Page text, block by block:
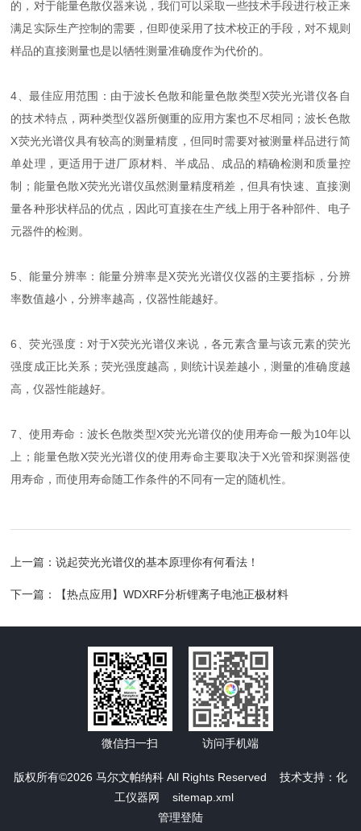
的，对于能量色散仪器来说，我们可以采取一些技术手段进行校正来
满足实际生产控制的需要，但即使采用了技术校正的手段，对不规则
样品的直接测量也是以牺牲测量准确度作为代价的。
4、最佳应用范围：由于波长色散和能量色散类型X荧光光谱仪各自
的技术特点，两种类型仪器所侧重的应用方案也不尽相同；波长色散
X荧光光谱仪具有较高的测量精度，但同时需要对被测量样品进行简
单处理，更适用于进厂原材料、半成品、成品的精确检测和质量控
制；能量色散X荧光光谱仪虽然测量精度稍差，但具有快速、直接测
量各种形状样品的优点，因此可直接在生产线上用于各种部件、电子
元器件的检测。
5、能量分辨率：能量分辨率是X荧光光谱仪仪器的主要指标，分辨
率数值越小，分辨率越高，仪器性能越好。
6、荧光强度：对于X荧光光谱仪来说，各元素含量与该元素的荧光
强度成正比关系；荧光强度越高，则统计误差越小，测量的准确度越
高，仪器性能越好。
7、使用寿命：波长色散类型X荧光光谱仪的使用寿命一般为10年以
上；能量色散X荧光光谱仪的使用寿命主要取决于X光管和探测器使
用寿命，而使用寿命随工作条件的不同有一定的随机性。
上一篇：说起荧光光谱仪的基本原理你有何看法！
下一篇： 【热点应用】WDXRF分析锂离子电池正极材料
版权所有©2026 马尔文帕纳科 All Rights Reserved 技术支持： 化
工仪器网
sitemap.xml
管理登陆
微信扫一扫 访问手机端